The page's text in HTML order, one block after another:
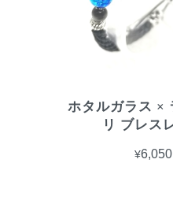
ホタルガラス ×
リ ブレス
¥6,050